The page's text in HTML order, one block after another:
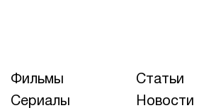
Фильмы
Статьи
Сериалы
Новости